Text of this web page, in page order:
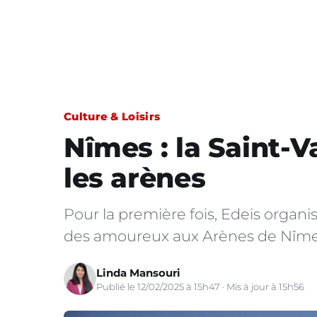
Culture & Loisirs
Nîmes : la Saint-
les arènes
Pour la première fois, Edeis
des amoureux aux Arènes de
Linda Mansouri
Publié le 12/02/2025 à 15h47 · Mis à jour à 15h56